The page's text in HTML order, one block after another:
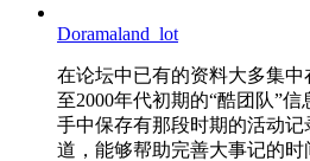
Doramaland_lot
在论坛中已有的资料大多集中
至2000年代初期的“酷团队”
手中保存有那段时期的活动
道，能够帮助完善大事记的